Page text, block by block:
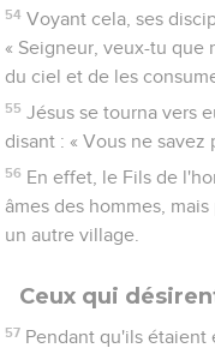
54 Voyant cela, ses
« Seigneur, veux-tu que
du ciel et de les
55 Jésus se tourna vers
disant : « Vous ne savez
56 En effet, le Fils de
âmes des hommes,
un autre village.
Ceux qui
57 Pendant qu'ils étaient